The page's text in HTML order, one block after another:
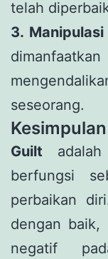
telah
3. Manipulasi
seseorang.
Kesimpulan
Guilt
berfungsi
perbaikan
dengan baik,
negatif